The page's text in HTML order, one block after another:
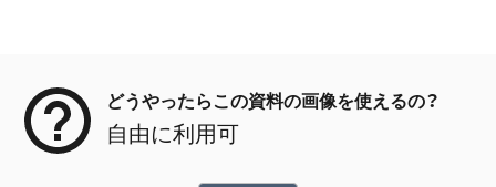
どうやったらこの資料の画像を使えるの？
自由に利用可